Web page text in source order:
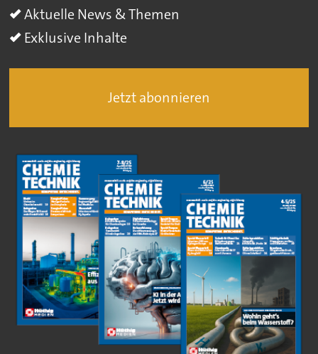
Aktuelle News & Themen
Exklusive Inhalte
Jetzt abonnieren